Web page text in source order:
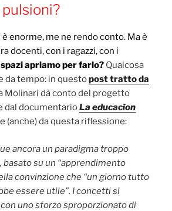
enorme, me ne rendo conto. Ma è
docenti, con i ragazzi, con i
spazi apriamo per farlo? Qualcosa
da tempo: in questopost tratto da
Molinari dà conto del progetto
dal documentarioLa educacìon
(anche) da questa riflessione:
ancora un paradigma troppo
su un “apprendimento
convinzione che “un giorno tutto
essere utile”. I concetti si
uno sforzo sproporzionato di